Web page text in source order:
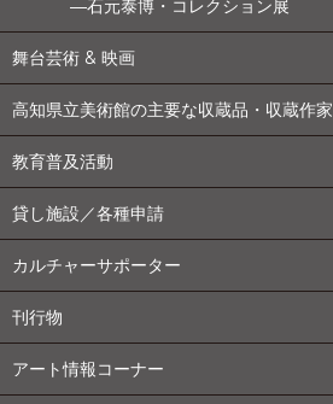
石元泰博・コレクション展
舞台芸術 & 映画
高知県立美術館の主要な収蔵品・収蔵作家
教育普及活動
貸し施設／各種申請
カルチャーサポーター
刊行物
アート情報コーナー